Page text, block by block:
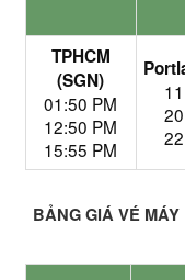
TPHCM
(SGN)
01:50 PM
12:50 PM
15:55 PM
BẢNG GIÁ VÉ